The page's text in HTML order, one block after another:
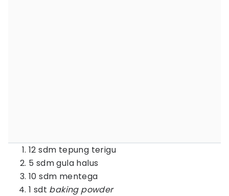
12 sdm tepung terigu
5 sdm gula halus
10 sdm mentega
1 sdt baking powder